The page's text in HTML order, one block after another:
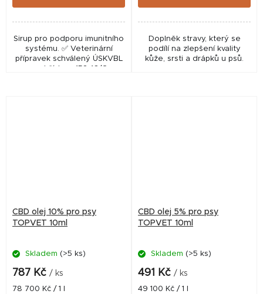
Sirup pro podporu imunitního
systému. ✅ Veterinární
přípravek schválený ÚSKVBL
pod číslem: 158-16/C
Doplněk stravy, který se
podílí na zlepšení kvality
kůže, srsti a drápků u psů.
CBD olej 10% pro psy
TOPVET 10ml
Skladem (>5 ks)
787 Kč / ks
Měrná
78 700 Kč / 1 l
CBD olej 5% pro psy
TOPVET 10ml
Skladem (>5 ks)
491 Kč / ks
Měrná
49 100 Kč / 1 l